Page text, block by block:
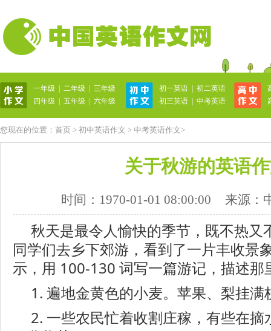
英语作文网
一年级 二年级
三年级
四年级
五年级 六年级
初一英语
初二英语
初三英语
中考英语
您现在的位置： 首页 > 初中英语作文 > 中考英语作文>
关于秋游的英语
时间：1970-01-01 08:00:00 来源：
秋天是最令人愉快的季节，既不热又
同学们去乡下郊游，看到了一片丰收景
示，用 100-130 词写一篇游记，描述那
1. 遍地金黄色的小麦。苹果、梨挂满
2. 一些农民忙着收割庄稼，有些在摘